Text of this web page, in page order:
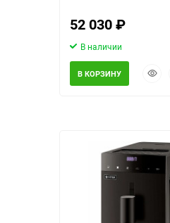
52 030₽
В наличии
В КОРЗИНУ